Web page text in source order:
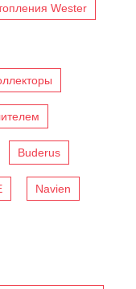
Wester
Buderus
Navien